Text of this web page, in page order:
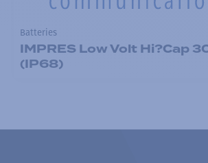
Batteries
IMPRES Low Volt Hi?Cap
(IP68)